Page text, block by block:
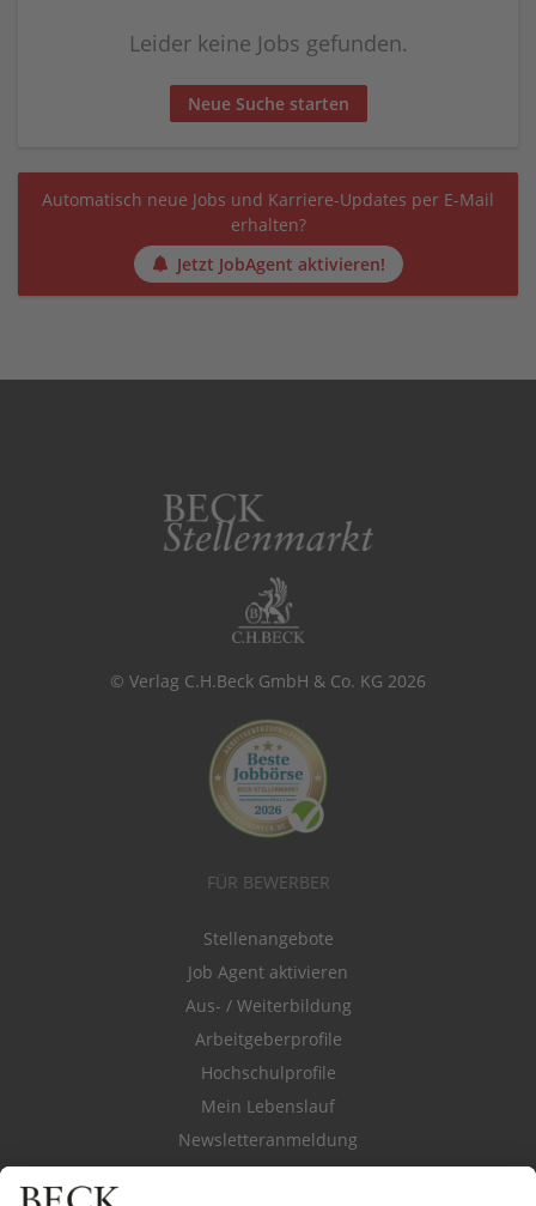
Leider keine Jobs gefunden.
Neue Suche starten
Automatisch neue Jobs und Karriere-Updates per E-Mail
erhalten?
Jetzt JobAgent aktivieren!
© Verlag C.H.Beck GmbH & Co. KG 2026
FÜR BEWERBER
Stellenangebote
Job Agent aktivieren
Aus- / Weiterbildung
Arbeitgeberprofile
Hochschulprofile
Mein Lebenslauf
Newsletteranmeldung
Durchsuchen Sie den Stellenkatalog